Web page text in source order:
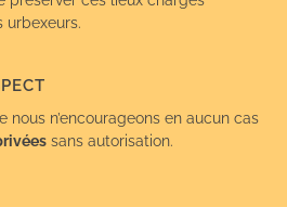
urbexeurs.
n’encourageons en aucun cas
sans autorisation.